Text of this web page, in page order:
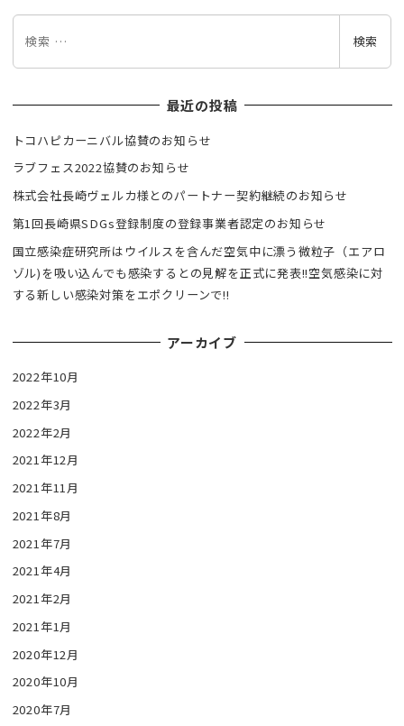
検
検索
最近の投稿
トコハピカーニバル協賛のお知らせ
ラブフェス2022協賛のお知らせ
株式会社長崎ヴェルカ様とのパートナー契約継続のお知らせ
第1回長崎県SDGs登録制度の登録事業者認定のお知らせ
国立感染症研究所はウイルスを含んだ空気中に漂う微粒子（エアロ
ゾル)を吸い込んでも感染するとの見解を正式に発表!!空気感染に対
する新しい感染対策をエポクリーンで!!
アーカイブ
2022年10月
2022年3月
2022年2月
2021年12月
2021年11月
2021年8月
2021年7月
2021年4月
2021年2月
2021年1月
2020年12月
2020年10月
2020年7月